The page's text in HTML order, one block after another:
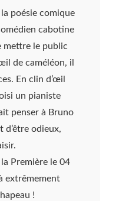
poésie comique
cabotine
mettre le public
de caméléon, il
En clin d’œil
un pianiste
penser à Bruno
d’être odieux,
Première le 04
extrêmement
!